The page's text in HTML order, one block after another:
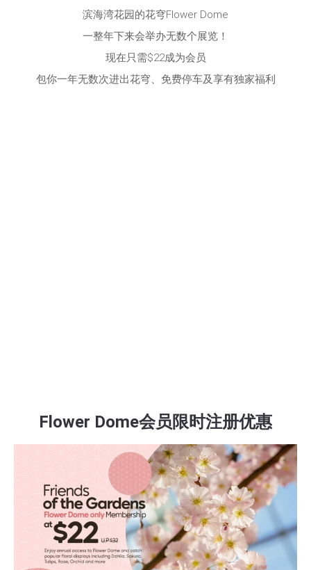
滨海湾花园的花穹Flower Dome
一整年下来会举办无数个展览！
现在只需$22成为会员
包你一年无数次进出花穹、免费停车及享有独家福利
Flower Dome会员限时注册优惠